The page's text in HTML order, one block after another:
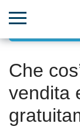
Che
vendita